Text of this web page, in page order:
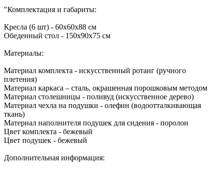
"Комплектация и габариты:
Кресла (6 шт) - 60х60х88 см
Обеденный стол - 150х90х75 см
Материалы:
Материал комплекта - искусственный ротанг (ручного
плетения)
Материал каркаса – сталь, окрашенная порошковым методом
Материал столешницы - поливуд (искусственное дерево)
Материал чехла на подушки - олефин (водоотталкивающая
ткань)
Материал наполнителя подушек для сидения - поролон
Цвет комплекта - бежевый
Цвет подушек - бежевый
Дополнительная информация: